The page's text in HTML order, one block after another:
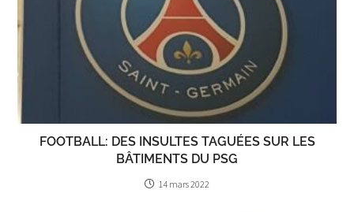
FOOTBALL: DES INSULTES TAGUÉES SUR LES
BÂTIMENTS DU PSG
14 mars 2022